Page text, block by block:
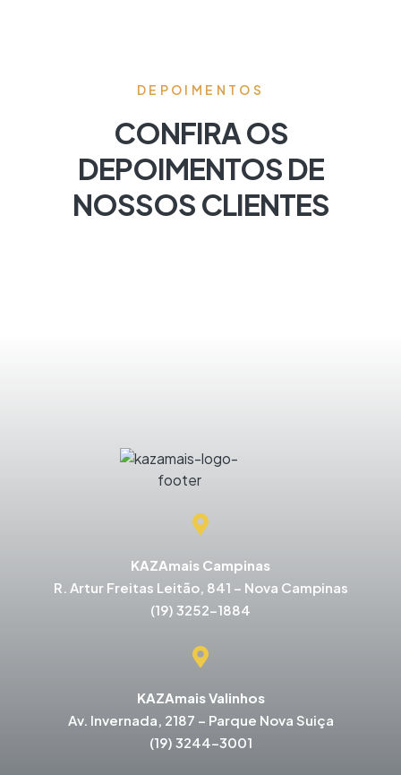
DEPOIMENTOS
CONFIRA OS
DEPOIMENTOS DE
NOSSOS CLIENTES
KAZAmais Campinas
R. Artur Freitas Leitão, 841 – Nova Campinas
(19) 3252-1884
KAZAmais Valinhos
Av. Invernada, 2187 – Parque Nova Suiça
(19) 3244-3001